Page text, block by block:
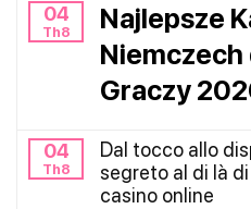
04
Th8
Najlepsze
Niemczech
Graczy
04
Th8
Dal tocco allo
segreto al di là
casino online